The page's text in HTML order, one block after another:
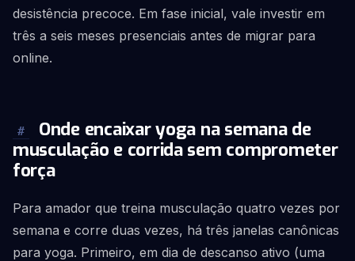
desistência precoce. Em fase inicial, vale investir em
três a seis meses presenciais antes de migrar para
online.
#
Onde encaixar yoga na semana de
musculação e corrida sem comprometer
força
Para amador que treina musculação quatro vezes por
semana e corre duas vezes, há três janelas canônicas
para yoga. Primeiro, em dia de descanso ativo (uma